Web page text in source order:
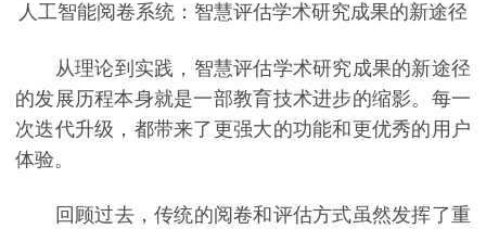
人工智能阅卷系统：智慧评估学术研究成果的新途径
从理论到实践，智慧评估学术研究成果的新途径
的发展历程本身就是一部教育技术进步的缩影。每一
次迭代升级，都带来了更强大的功能和更优秀的用户
体验。
回顾过去，传统的阅卷和评估方式虽然发挥了重